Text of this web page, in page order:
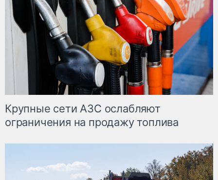
Крупные сети АЗС ослабляют
ограничения на продажу топлива